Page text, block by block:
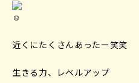
近くにたくさんあったー笑笑
生きる力、レベルアップ